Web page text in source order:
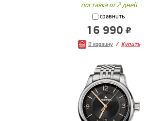
поставка от 2 дней
сравнить
16 990
В корзину Купить